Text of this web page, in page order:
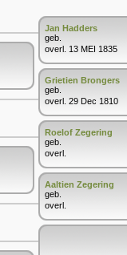
Jan Hadders
geb.
overl. 13 MEI 1835
Grietien Brongers
geb.
overl. 29 Dec 1810
Roelof Zegering
geb.
overl.
Aaltien Zegering
geb.
overl.